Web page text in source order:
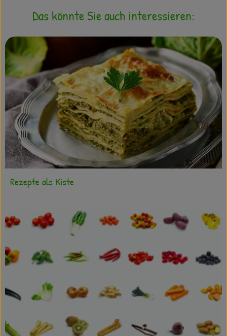
Das könnte Sie auch interessieren:
Rezepte als Kiste